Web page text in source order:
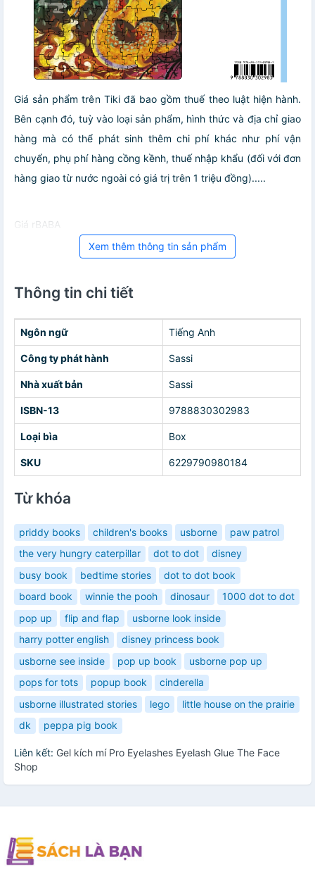
Giá sản phẩm trên Tiki đã bao gồm thuế theo luật hiện hành.
Bên cạnh đó, tuỳ vào loại sản phẩm, hình thức và địa chỉ giao
hàng mà có thể phát sinh thêm chi phí khác như phí vận
chuyển, phụ phí hàng cồng kềnh, thuế nhập khẩu (đối với đơn
hàng giao từ nước ngoài có giá trị trên 1 triệu đồng).....
Giá rBABA
Xem thêm thông tin sản phẩm
Thông tin chi tiết
Ngôn ngữ Tiếng Anh
Công ty phát hành Sassi
Nhà xuất bản Sassi
ISBN-13 9788830302983
Loại bìa Box
SKU 6229790980184
Từ khóa
priddy books children's books usborne
paw patrol
the very hungry caterpillar
dot to dot
disney
busy book
bedtime stories
dot to dot book
board book
winnie the pooh dinosaur
1000 dot to dot
pop up
flip and flap
usborne look inside
harry potter english
disney princess book
usborne see inside
pop up book
usborne pop up
pops for tots
popup book
cinderella
usborne illustrated stories
lego
little house on the prairie
dk
peppa pig book
Liên kết: Gel kích mí Pro Eyelashes Eyelash Glue The Face
Shop